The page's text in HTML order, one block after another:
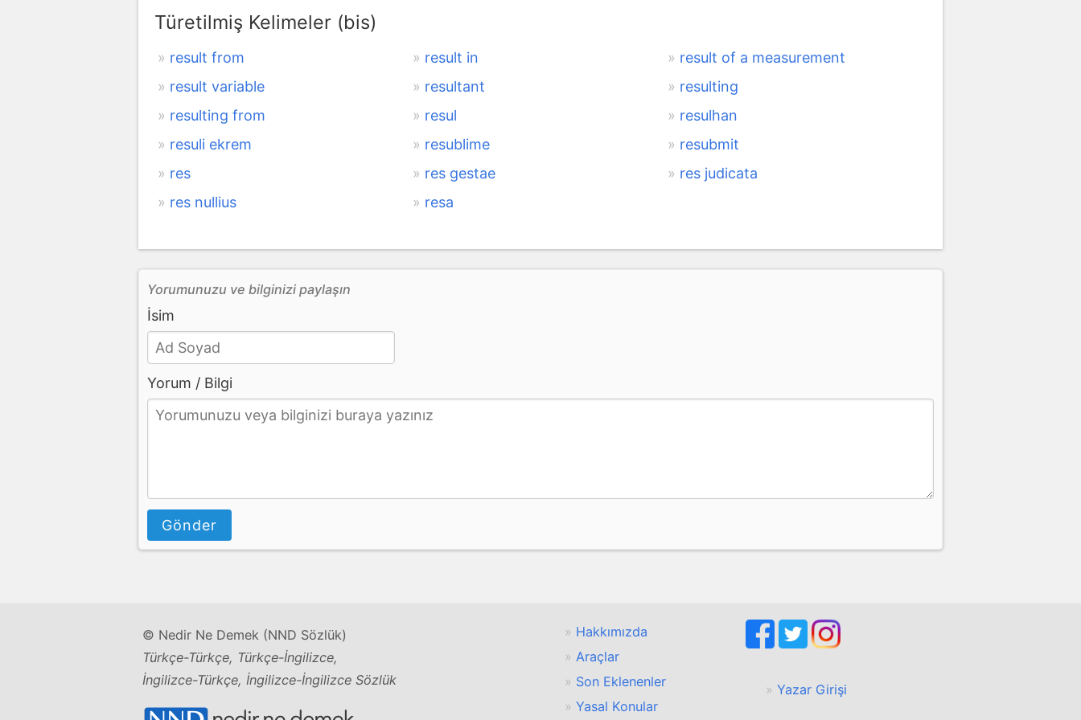
Türetilmiş Kelimeler (bis)
result from result in
result of a measurement
result variable
resultant
resulting
resulting from
resul
resulhan
resuli ekrem
resublime
resubmit
res
res gestae
res judicata
res nullius
resa
Yorumunuzu ve bilginizi paylaşın
İsim
Yorum / Bilgi
Gönder
© Nedir Ne Demek (NND Sözlük)
Türkçe-Türkçe, Türkçe-İngilizce,
İngilizce-Türkçe, İngilizce-İngilizce Sözlük
Hakkımızda
Araçlar
Son Eklenenler
Yasal Konular
Yazar Girişi